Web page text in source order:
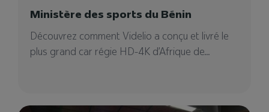
Ministère des sports du Bénin
Découvrez comment Videlio a conçu et livré le
plus grand car régie HD-4K d’Afrique de...
votre projet événementiel. Vous cherchez un
prestataire ?